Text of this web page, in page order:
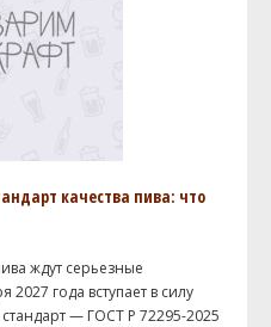
качества пива: что
ждут серьезные
года вступает в силу
— ГОСТ Р 72295-2025